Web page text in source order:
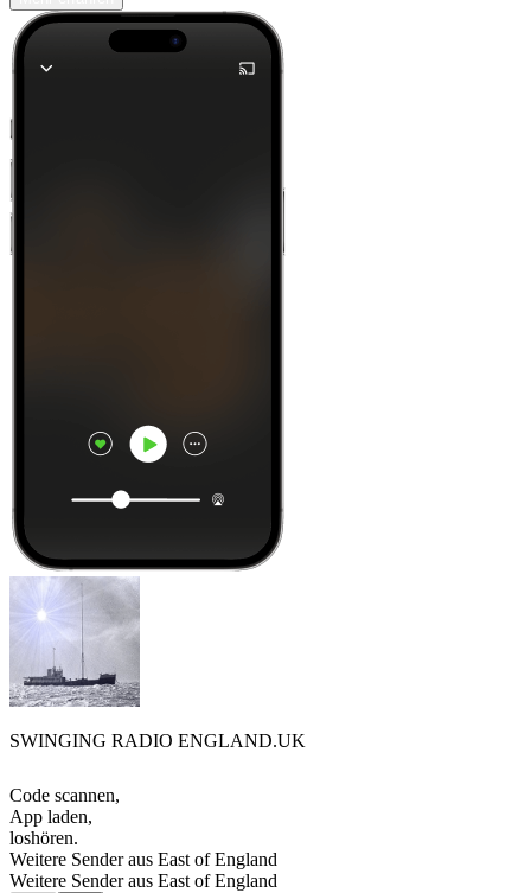
SWINGING RADIO ENGLAND.UK
Code scannen,
App laden,
loshören.
Weitere Sender aus East of England
Weitere Sender aus East of England